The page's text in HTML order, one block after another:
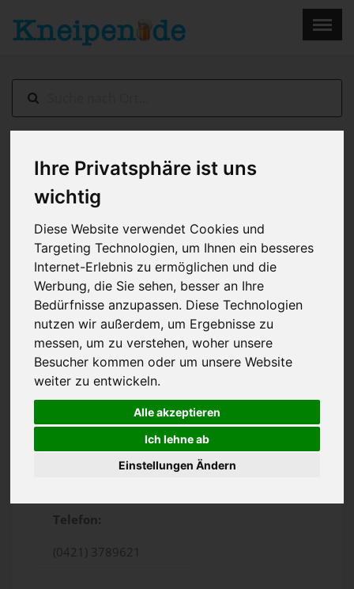
Ihre Privatsphäre ist uns
wichtig
Diese Website verwendet Cookies und
Targeting Technologien, um Ihnen ein besseres
Internet-Erlebnis zu ermöglichen und die
Werbung, die Sie sehen, besser an Ihre
Bedürfnisse anzupassen. Diese Technologien
nutzen wir außerdem, um Ergebnisse zu
messen, um zu verstehen, woher unsere
Besucher kommen oder um unsere Website
weiter zu entwickeln.
Alle akzeptieren
Ich lehne ab
Einstellungen Ändern
Bremen> Brasserie (Maritim Hotel)
Hollerallee 99, Bremen
Telefon:
(0421) 3789621
Menu ×
Impressum